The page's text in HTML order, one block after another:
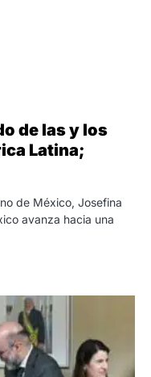
de las y los
Latina;
de México, Josefina
avanza hacia una